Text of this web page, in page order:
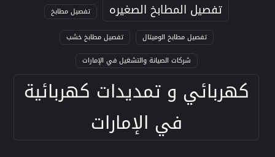
تفصيل المطابخ الصغيره
تفصيل مطابخ
تفصيل مطابخ الوميتال
تفصيل مطابخ خشب
شركات الصيانة والتشغيل في الإمارات
كهربائي و تمديدات كهربائية
في الإمارات